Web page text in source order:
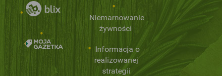
Niemarnowanie
żywności
Informacja o
realizowanej
strategii